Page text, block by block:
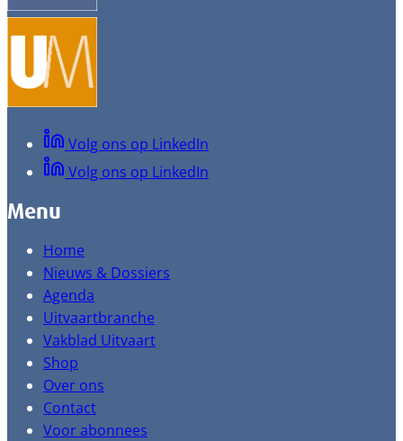
Volg ons op LinkedIn
Volg ons op LinkedIn
Menu
Home
Nieuws & Dossiers
Agenda
Uitvaartbranche
Vakblad Uitvaart
Shop
Over ons
Contact
Voor abonnees